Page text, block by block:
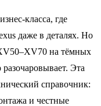
класса, где
даже в деталях. Но
на тёмных
Эта
справочник:
и честные